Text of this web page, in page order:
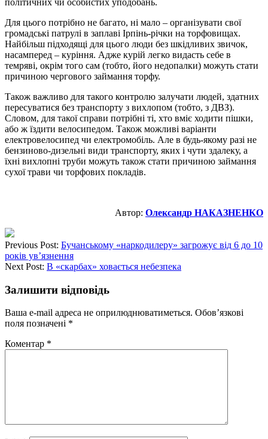
Для цього потрібно не багато, ні мало – організувати свої
громадські патрулі в заплаві Ірпінь-річки на торфовищах.
Найбільш підходящі для цього люди без шкідливих звичок,
насамперед – куріння. Адже курій легко видасть себе в
темряві, окрім того сам (тобто, його недопалки) можуть стати
причиною чергового займання торфу.
Також важливо для такого контролю залучати людей, здатних
пересуватися без транспорту з вихлопом (тобто, з ДВЗ).
Словом, для такої справи потрібні ті, хто вміє ходити пішки,
або ж їздити велосипедом. Також можливі варіанти
електровелосипед чи електромобіль. Але в будь-якому разі не
бензиново-дизельні види транспорту, яких і чути здалеку, а
їхні вихлопні труби можуть також стати причиною займання
сухої трави чи торфових покладів.
Автор: Олександр НАКАЗНЕНКО
Previous Post: Бучанському «наркодилеру» загрожує від 6 до 10
років ув’язнення
Next Post: В «скарбах» ховається небезпека
Залишити відповідь
Ваша e-mail адреса не оприлюднюватиметься. Обов’язкові
поля позначені *
Коментар *